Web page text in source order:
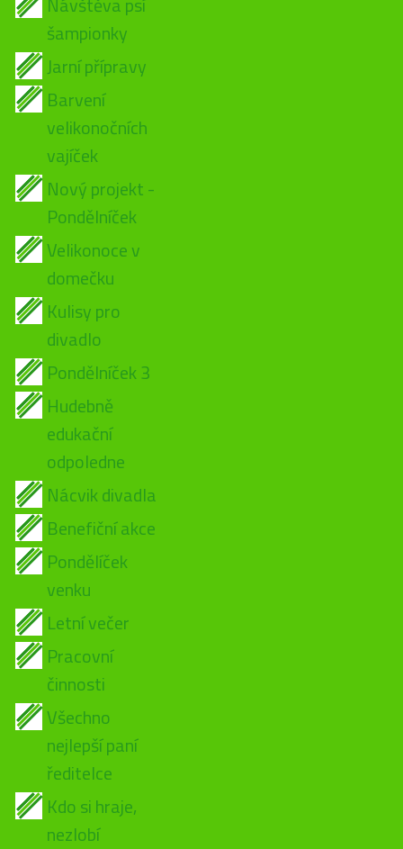
šampionky
Jarní přípravy
Barvení
velikonočních
vajíček
Nový projekt -
Pondělníček
Velikonoce v
domečku
Kulisy pro
divadlo
Pondělníček 3
Hudebně
edukační
odpoledne
Nácvik divadla
Benefiční akce
Pondělíček
venku
Letní večer
Pracovní
činnosti
Všechno
nejlepší paní
ředitelce
Kdo si hraje,
nezlobí